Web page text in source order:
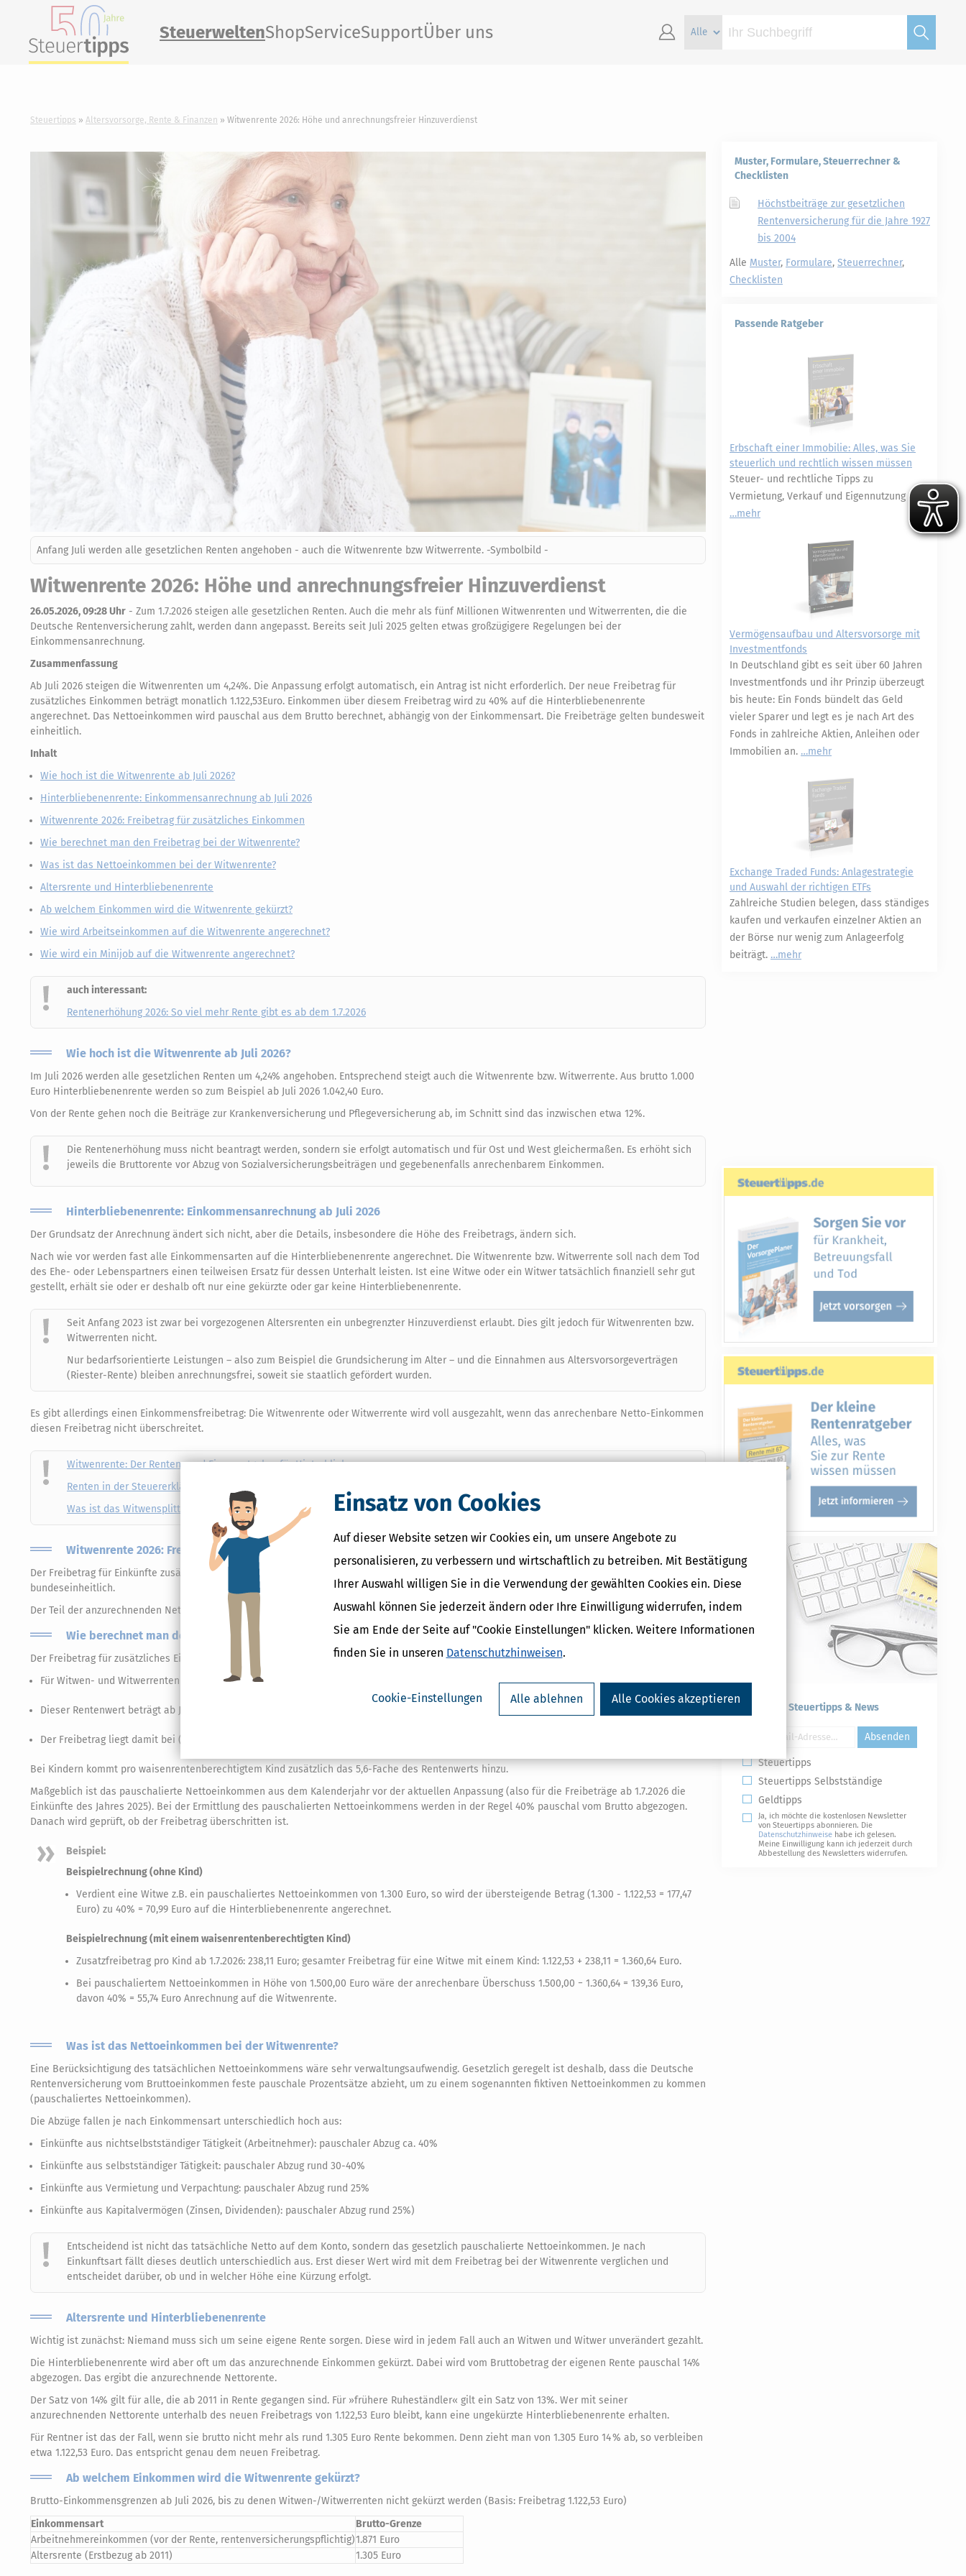
Einsatz von Cookies
Auf dieser Website setzen wir Cookies ein, um unsere Angebote zu
personalisieren, zu verbessern und wirtschaftlich zu betreiben. Mit Bestätigung
Ihrer Auswahl willigen Sie in die Verwendung der gewählten Cookies ein. Diese
Auswahl können Sie jederzeit ändern oder Ihre Einwilligung widerrufen, indem
Sie am Ende der Seite auf "Cookie Einstellungen" klicken. Weitere Informationen
finden Sie in unseren Datenschutzhinweisen.
Cookie-Einstellungen Alle ablehnen Alle Cookies akzeptieren
SteuerweltenShopServiceSupportÜber uns
Steuertipps Altersvorsorge, Rente & Finanzen Witwenrente 2026: Höhe und anrechnungsfreier Hinzuverdienst
Anfang Juli werden alle gesetzlichen Renten angehoben - auch die Witwenrente bzw Witwerrente. -Symbolbild -
Witwenrente 2026: Höhe und anrechnungsfreier Hinzuverdienst
26.05.2026, 09:28 Uhr - Zum 1.7.2026 steigen alle gesetzlichen Renten. Auch die mehr als fünf Millionen Witwenrenten und Witwerrenten, die die
Deutsche Rentenversicherung zahlt, werden dann angepasst. Bereits seit Juli 2025 gelten etwas großzügigere Regelungen bei der
Einkommensanrechnung.
Zusammenfassung
Ab Juli 2026 steigen die Witwenrenten um 4,24%. Die Anpassung erfolgt automatisch, ein Antrag ist nicht erforderlich. Der neue Freibetrag für
zusätzliches Einkommen beträgt monatlich 1.122,53Euro. Einkommen über diesem Freibetrag wird zu 40% auf die Hinterbliebenenrente
angerechnet. Das Nettoeinkommen wird pauschal aus dem Brutto berechnet, abhängig von der Einkommensart. Die Freibeträge gelten bundesweit
einheitlich.
Inhalt
Wie hoch ist die Witwenrente ab Juli 2026?
Hinterbliebenenrente: Einkommensanrechnung ab Juli 2026
Witwenrente 2026: Freibetrag für zusätzliches Einkommen
Wie berechnet man den Freibetrag bei der Witwenrente?
Was ist das Nettoeinkommen bei der Witwenrente?
Altersrente und Hinterbliebenenrente
Ab welchem Einkommen wird die Witwenrente gekürzt?
Wie wird Arbeitseinkommen auf die Witwenrente angerechnet?
Wie wird ein Minijob auf die Witwenrente angerechnet?
auch interessant:
Rentenerhöhung 2026: So viel mehr Rente gibt es ab dem 1.7.2026
Wie hoch ist die Witwenrente ab Juli 2026?
Im Juli 2026 werden alle gesetzlichen Renten um 4,24% angehoben. Entsprechend steigt auch die Witwenrente bzw. Witwerrente. Aus brutto 1.000
Euro Hinterbliebenenrente werden so zum Beispiel ab Juli 2026 1.042,40 Euro.
Von der Rente gehen noch die Beiträge zur Krankenversicherung und Pflegeversicherung ab, im Schnitt sind das inzwischen etwa 12%.
Die Rentenerhöhung muss nicht beantragt werden, sondern sie erfolgt automatisch und für Ost und West gleichermaßen. Es erhöht sich
jeweils die Bruttorente vor Abzug von Sozialversicherungsbeiträgen und gegebenenfalls anrechenbarem Einkommen.
Hinterbliebenenrente: Einkommensanrechnung ab Juli 2026
Der Grundsatz der Anrechnung ändert sich nicht, aber die Details, insbesondere die Höhe des Freibetrags, ändern sich.
Nach wie vor werden fast alle Einkommensarten auf die Hinterbliebenenrente angerechnet. Die Witwenrente bzw. Witwerrente soll nach dem Tod
des Ehe- oder Lebenspartners einen teilweisen Ersatz für dessen Unterhalt leisten. Ist eine Witwe oder ein Witwer tatsächlich finanziell sehr gut
gestellt, erhält sie oder er deshalb oft nur eine gekürzte oder gar keine Hinterbliebenenrente.
Seit Anfang 2023 ist zwar bei vorgezogenen Altersrenten ein unbegrenzter Hinzuverdienst erlaubt. Dies gilt jedoch für Witwenrenten bzw.
Witwerrenten nicht.
Nur bedarfsorientierte Leistungen – also zum Beispiel die Grundsicherung im Alter – und die Einnahmen aus Altersvorsorgeverträgen
(Riester-Rente) bleiben anrechnungsfrei, soweit sie staatlich gefördert wurden.
Es gibt allerdings einen Einkommensfreibetrag: Die Witwenrente oder Witwerrente wird voll ausgezahlt, wenn das anrechenbare Netto-Einkommen
diesen Freibetrag nicht überschreitet.
Witwenrente: Der Renten- und Finanzratgeber für Hinterbliebene
Renten in der Steuererklärung - Korrekt gemacht und Geld gespart
Was ist das Witwensplitting?
Witwenrente 2026: Freibetrag für zusätzliches Einkommen
Der Freibetrag für Einkünfte zusätzlich zur Hinterbliebenenrente steigt zum 1. Juli 2026 auf 1.122,53 Euro auf monatlich. Auch dieser Wert gilt
bundeseinheitlich.
Der Teil der anzurechnenden Nettoeinkünfte, der darüber liegt, wird zu 40% mit der Hinterbliebenenrente verrechnet (§ 97 SGB VI).
Wie berechnet man den Freibetrag bei der Witwenrente?
Der Freibetrag für zusätzliches Einkommen ist durch eine feste Formel an die Rentenentwicklung geknüpft (§ 97 SGB VI).
Für Witwen- und Witwerrenten beträgt der Freibetrag das 26,4-Fache des jeweils geltenden aktuellen Rentenwerts.
Dieser Rentenwert beträgt ab Juli 2026 bundeseinheitlich 42,52 Euro.
Der Freibetrag liegt damit bei (26,4 × 42,52 Euro) = 1.122,53 Euro.
Bei Kindern kommt pro waisenrentenberechtigtem Kind zusätzlich das 5,6-Fache des Rentenwerts hinzu.
Maßgeblich ist das pauschalierte Nettoeinkommen aus dem Kalenderjahr vor der aktuellen Anpassung (also für die Freibeträge ab 1.7.2026 die
Einkünfte des Jahres 2025). Bei der Ermittlung des pauschalierten Nettoeinkommens werden in der Regel 40% pauschal vom Brutto abgezogen.
Danach wird geprüft, ob der Freibetrag überschritten ist.
Beispiel:
Beispielrechnung (ohne Kind)
Verdient eine Witwe z.B. ein pauschaliertes Nettoeinkommen von 1.300 Euro, so wird der übersteigende Betrag (1.300 - 1.122,53 = 177,47
Euro) zu 40% = 70,99 Euro auf die Hinterbliebenenrente angerechnet.
Beispielrechnung (mit einem waisenrentenberechtigten Kind)
Zusatzfreibetrag pro Kind ab 1.7.2026: 238,11 Euro; gesamter Freibetrag für eine Witwe mit einem Kind: 1.122,53 + 238,11 = 1.360,64 Euro.
Bei pauschaliertem Nettoeinkommen in Höhe von 1.500,00 Euro wäre der anrechenbare Überschuss 1.500,00 − 1.360,64 = 139,36 Euro,
davon 40% = 55,74 Euro Anrechnung auf die Witwenrente.
Was ist das Nettoeinkommen bei der Witwenrente?
Eine Berücksichtigung des tatsächlichen Nettoeinkommens wäre sehr verwaltungsaufwendig. Gesetzlich geregelt ist deshalb, dass die Deutsche
Rentenversicherung vom Bruttoeinkommen feste pauschale Prozentsätze abzieht, um zu einem sogenannten fiktiven Nettoeinkommen zu kommen
(pauschaliertes Nettoeinkommen).
Die Abzüge fallen je nach Einkommensart unterschiedlich hoch aus:
Einkünfte aus nichtselbstständiger Tätigkeit (Arbeitnehmer): pauschaler Abzug ca. 40%
Einkünfte aus selbstständiger Tätigkeit: pauschaler Abzug rund 30-40%
Einkünfte aus Vermietung und Verpachtung: pauschaler Abzug rund 25%
Einkünfte aus Kapitalvermögen (Zinsen, Dividenden): pauschaler Abzug rund 25%)
Entscheidend ist nicht das tatsächliche Netto auf dem Konto, sondern das gesetzlich pauschalierte Nettoeinkommen. Je nach
Einkunftsart fällt dieses deutlich unterschiedlich aus. Erst dieser Wert wird mit dem Freibetrag bei der Witwenrente verglichen und
entscheidet darüber, ob und in welcher Höhe eine Kürzung erfolgt.
Altersrente und Hinterbliebenenrente
Wichtig ist zunächst: Niemand muss sich um seine eigene Rente sorgen. Diese wird in jedem Fall auch an Witwen und Witwer unverändert gezahlt.
Die Hinterbliebenenrente wird aber oft um das anzurechnende Einkommen gekürzt. Dabei wird vom Bruttobetrag der eigenen Rente pauschal 14%
abgezogen. Das ergibt die anzurechnende Nettorente.
Der Satz von 14% gilt für alle, die ab 2011 in Rente gegangen sind. Für »frühere Ruheständler« gilt ein Satz von 13%. Wer mit seiner
anzurechnenden Nettorente unterhalb des neuen Freibetrags von 1.122,53 Euro bleibt, kann eine ungekürzte Hinterbliebenenrente erhalten.
Für Rentner ist das der Fall, wenn sie brutto nicht mehr als rund 1.305 Euro Rente bekommen. Denn zieht man von 1.305 Euro 14 % ab, so verbleiben
etwa 1.122,53 Euro. Das entspricht genau dem neuen Freibetrag.
Ab welchem Einkommen wird die Witwenrente gekürzt?
Brutto-Einkommensgrenzen ab Juli 2026, bis zu denen Witwen-/Witwerrenten nicht gekürzt werden (Basis: Freibetrag 1.122,53 Euro)
Einkommensart
Brutto-Grenze
Arbeitnehmereinkommen (vor der Rente, rentenversicherungspflichtig)1.871 Euro
Altersrente (Erstbezug ab 2011)
1.305 Euro
Muster, Formulare, Steuerrechner &
Checklisten
Höchstbeiträge zur gesetzlichen
Rentenversicherung für die Jahre 1927
bis 2004
Alle Muster, Formulare, Steuerrechner,
Checklisten
Passende Ratgeber
Erbschaft einer Immobilie: Alles, was Sie
steuerlich und rechtlich wissen müssen
Steuer- und rechtliche Tipps zu
Vermietung, Verkauf und Eigennutzung
mehr
Vermögensaufbau und Altersvorsorge mit
Investmentfonds
In Deutschland gibt es seit über 60 Jahren
Investmentfonds und ihr Prinzip überzeugt
bis heute: Ein Fonds bündelt das Geld
vieler Sparer und legt es je nach Art des
Fonds in zahlreiche Aktien, Anleihen oder
Immobilien an.
mehr
Exchange Traded Funds: Anlagestrategie
und Auswahl der richtigen ETFs
Zahlreiche Studien belegen, dass ständiges
kaufen und verkaufen einzelner Aktien an
der Börse nur wenig zum Anlageerfolg
beiträgt.
mehr
Kostenlose Steuertipps & News
Absenden
Steuertipps
Steuertipps Selbstständige
Geldtipps
Ja, ich möchte die kostenlosen Newsletter
von Steuertipps abonnieren. Die
Datenschutzhinweise habe ich gelesen.
Meine Einwilligung kann ich jederzeit durch
Abbestellung des Newsletters widerrufen.